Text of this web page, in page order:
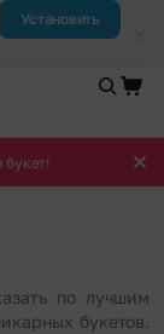
Установить
по лучшим
букетов.